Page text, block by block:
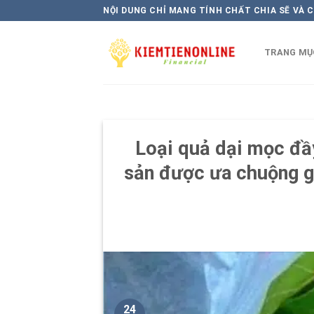
to
NỘI DUNG CHỈ MANG TÍNH CHẤT CHIA SẼ VÀ
TRANG
Loại quả dại mọc
sản được ưa chuộng
24